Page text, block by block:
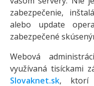
zabezpečenie,
alebo update
zabezpečené
Webová
využívaná tisíckami
Slovaknet.sk, ktorí